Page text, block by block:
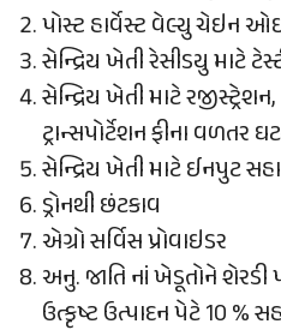
પોસ્ટ હાર્વેસ્ટ વેલ્યુ ચેઇન
સેન્દ્રિય ખેતી રેસીડયુ માટે
સેન્દ્રિય ખેતી માટે
ટ્રાન્સપોર્ટેશન ફીના વળતર
સેન્દ્રિય ખેતી માટે ઈનપુટ
ડ્રોનથી છંટકાવ
એગ્રો સર્વિસ પ્રોવાઇડર
અનુ. જાતિ નાં ખેડૂતોને શેરડી
ઉત્કૃષ્ટ ઉત્પાદન પેટે 10 %